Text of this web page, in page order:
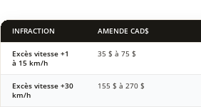
INFRACTION AMENDE CAD$
Excès vitesse +1
à 15 km/h
35 $ à 75 $
Excès vitesse +30
km/h
155 $ à 270 $